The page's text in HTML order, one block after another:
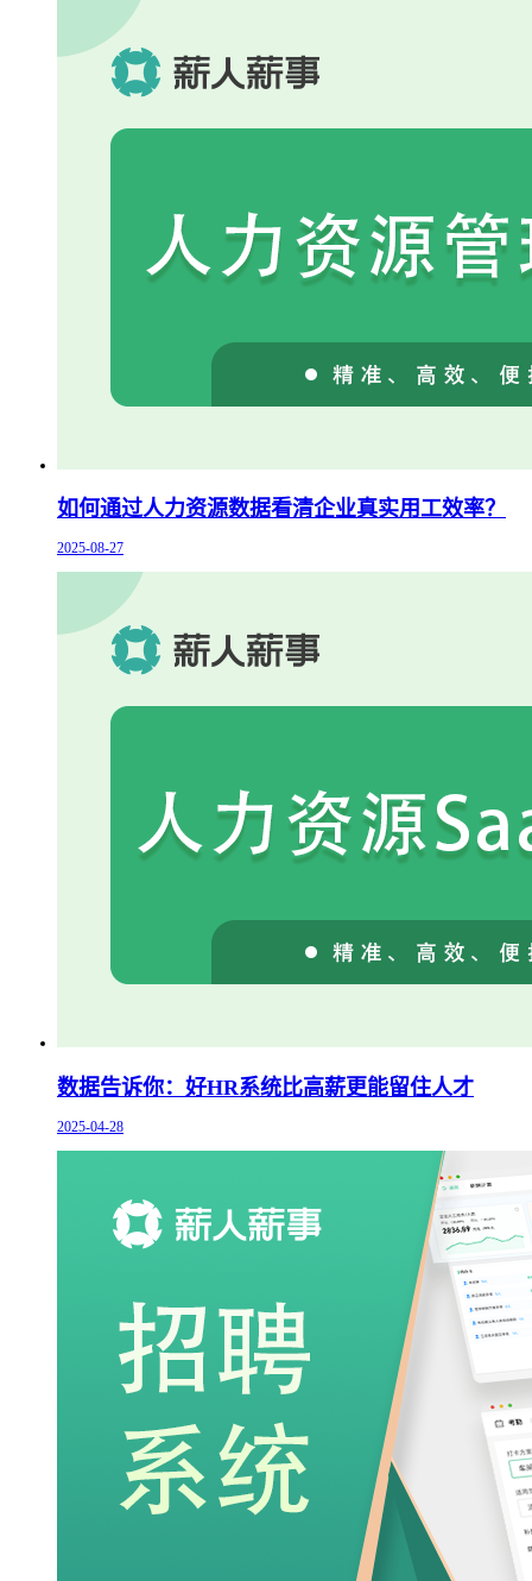
如何通过人力资源数据看清企业真实用工效率？
2025-08-27
数据告诉你：好HR系统比高薪更能留住人才
2025-04-28